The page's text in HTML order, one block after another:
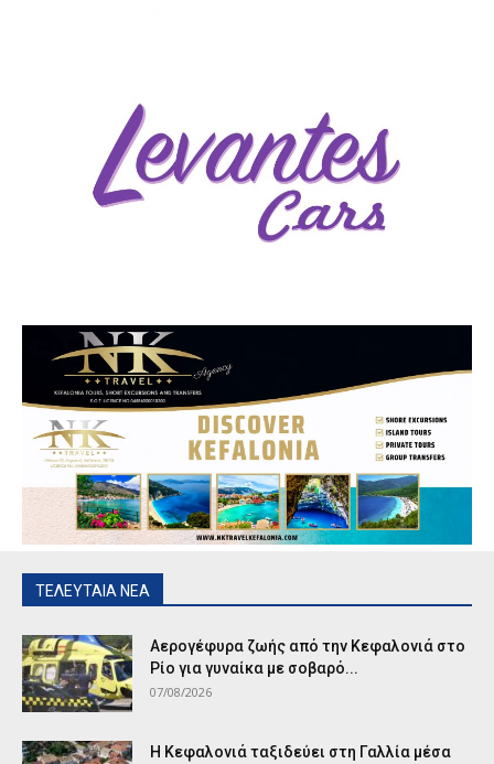
ΤΕΛΕΥΤΑΙΑ ΝΕΑ
Αερογέφυρα ζωής από την Κεφαλονιά στο
Ρίο για γυναίκα με σοβαρό...
07/08/2026
Η Κεφαλονιά ταξιδεύει στη Γαλλία μέσα